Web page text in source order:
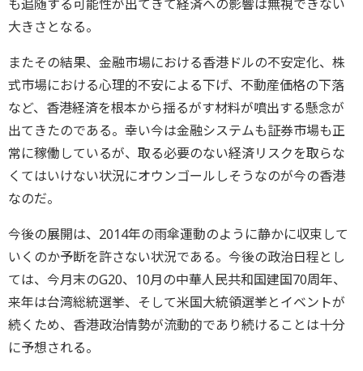
も追随する可能性が出てきて経済への影響は無視できない
大きさとなる。
またその結果、金融市場における香港ドルの不安定化、株
式市場における心理的不安による下げ、不動産価格の下落
など、香港経済を根本から揺るがす材料が噴出する懸念が
出てきたのである。幸い今は金融システムも証券市場も正
常に稼働しているが、取る必要のない経済リスクを取らな
くてはいけない状況にオウンゴールしそうなのが今の香港
なのだ。
今後の展開は、2014年の雨傘運動のように静かに収束して
いくのか予断を許さない状況である。今後の政治日程とし
ては、今月末のG20、10月の中華人民共和国建国70周年、
来年は台湾総統選挙、そして米国大統領選挙とイベントが
続くため、香港政治情勢が流動的であり続けることは十分
に予想される。